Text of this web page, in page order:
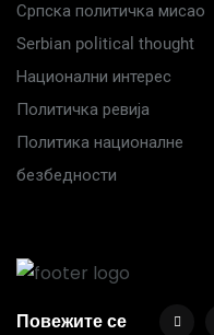
Српска политичка мисао
Serbian political thought
Национални интерес
Политичка ревија
Политика националне
безбедности
Повежите се